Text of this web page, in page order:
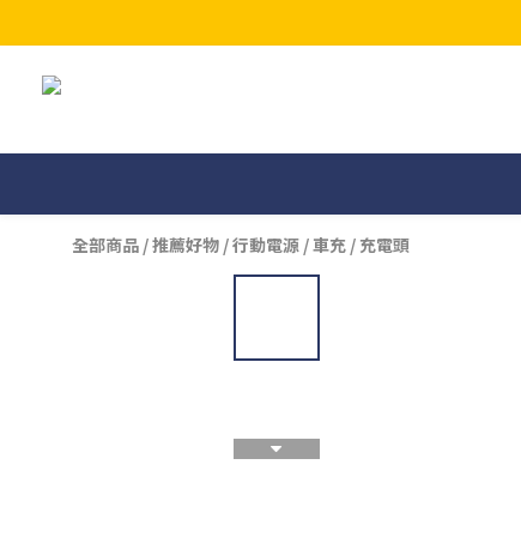
全部商品 /推薦好物 /行動電源 / 車充 / 充電頭